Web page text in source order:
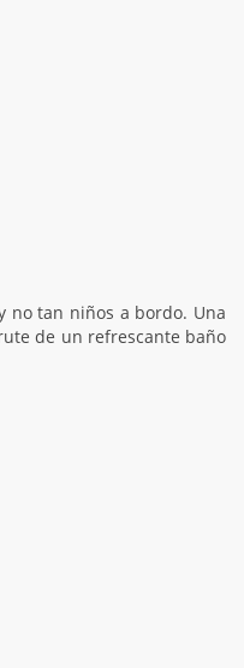
no tan niños a bordo. Una
de un refrescante baño